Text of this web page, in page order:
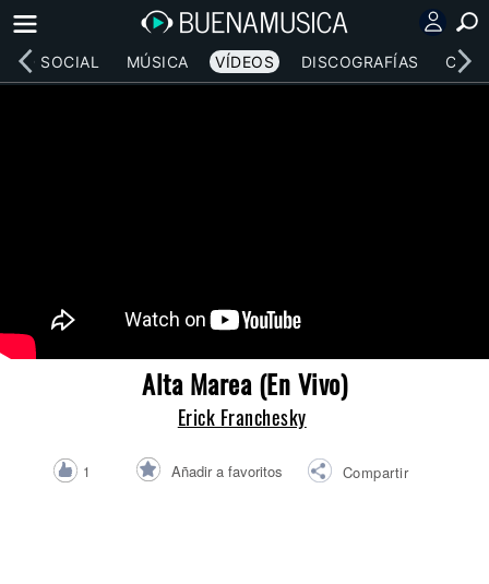
RED SOCIAL MÚSICA VÍDEOS DISCOGRAFÍAS
Alta Marea (En Vivo)
Erick Franchesky
1 Añadir a favoritos Compartir